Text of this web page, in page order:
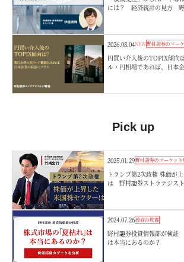
には？ 経済統計の見方 野
2026.08.04NEW野村證券のマー
円買い介入後のTOPIX傾
ル・円相場であれば、日本
Pick up
2025.01.29野村證券のマーケット
トランプ第2次政権 株価が
は 野村證券ストラテジス
2024.07.26投資の教養
野村證券投資情報部が検証
は本当にあるのか？